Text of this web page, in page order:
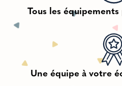
Tous les
Une équipe à votre